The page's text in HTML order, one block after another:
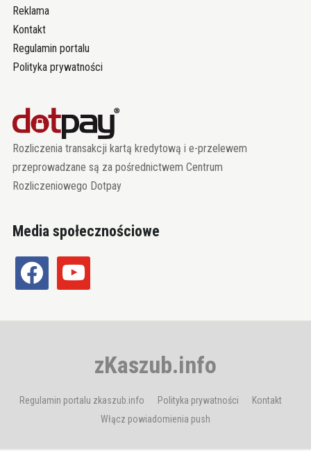
Reklama
Kontakt
Regulamin portalu
Polityka prywatności
Rozliczenia transakcji kartą kredytową i e-przelewem
przeprowadzane są za pośrednictwem Centrum
Rozliczeniowego Dotpay
Media społecznościowe
facebook youtube
zKaszub.info
Regulamin portalu zkaszub.info Polityka prywatności
Kontakt
Włącz powiadomienia push